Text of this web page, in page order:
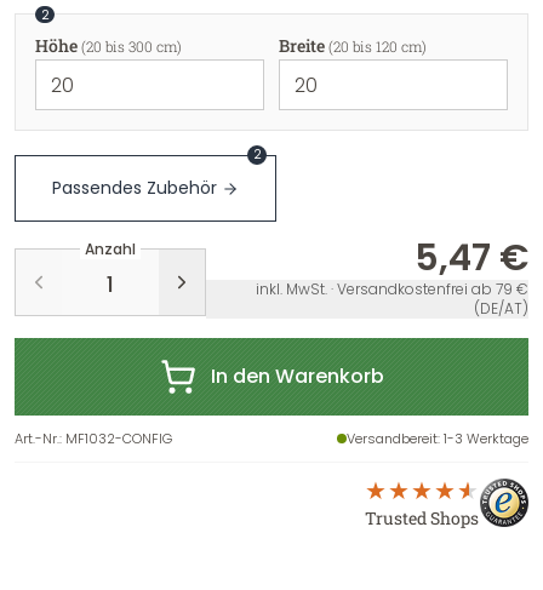
2
Höhe (20 bis 300 cm) Breite (20 bis 120 cm)
Passendes Zubehör
2
Anzahl 5,47 €
inkl. MwSt. · Versandkostenfrei ab 79 €
(DE/AT)
In den Warenkorb
Art.-Nr.: MF1032-CONFIG Versandbereit: 1-3 Werktage
Trusted Shops